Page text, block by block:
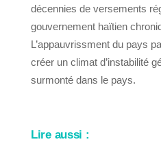
décennies de versements
gouvernement haïtien
L’appauvrissment du pays
créer un climat d’instabilité
surmonté dans le pays.
Lire aussi :